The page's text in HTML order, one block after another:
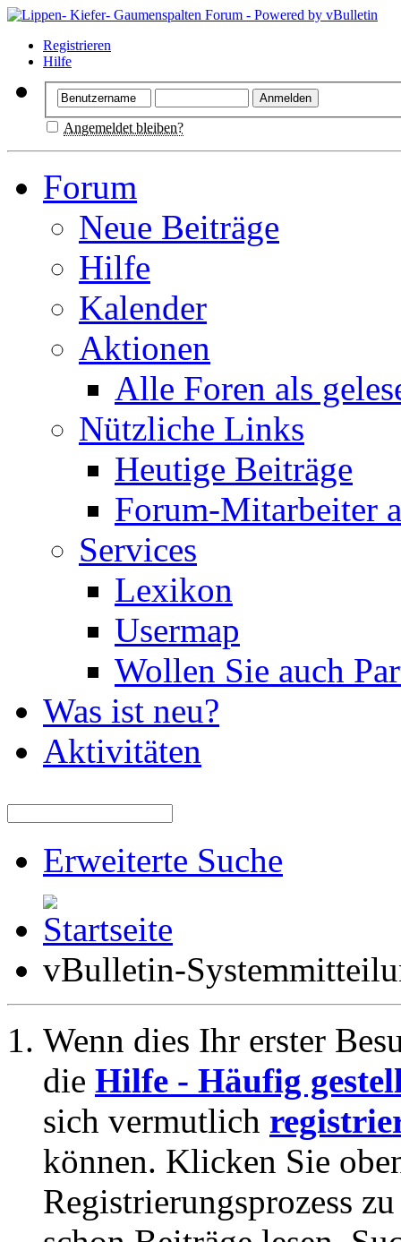
Registrieren
Hilfe
Angemeldet bleiben?
Forum
Neue Beiträge
Hilfe
Kalender
Aktionen
Alle Foren als
Nützliche Links
Heutige Beiträge
Forum-Mitarbeiter
Services
Lexikon
Usermap
Wollen Sie auch
Was ist neu?
Aktivitäten
Erweiterte Suche
vBulletin-
Wenn dies Ihr erster
die Hilfe - Häufig
sich vermutlich
können. Klicken Sie
Registrierungsprozess